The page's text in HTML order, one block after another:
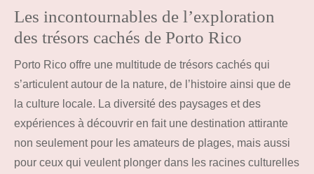
Les incontournables de l’exploration
des trésors cachés de Porto Rico
Porto Rico offre une multitude de trésors cachés qui
s’articulent autour de la nature, de l’histoire ainsi que de
la culture locale. La diversité des paysages et des
expériences à découvrir en fait une destination attirante
non seulement pour les amateurs de plages, mais aussi
pour ceux qui veulent plonger dans les racines culturelles